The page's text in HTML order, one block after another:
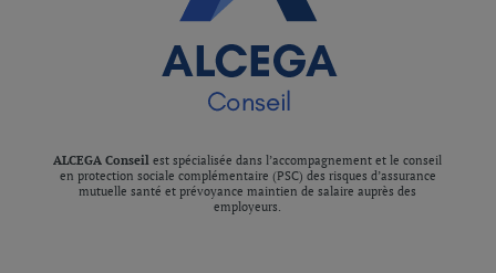
ALCEGA Conseil est spécialisée dans l’accompagnement et le conseil
en protection sociale complémentaire (PSC) des risques d’assurance
mutuelle santé et prévoyance maintien de salaire auprès des
employeurs.